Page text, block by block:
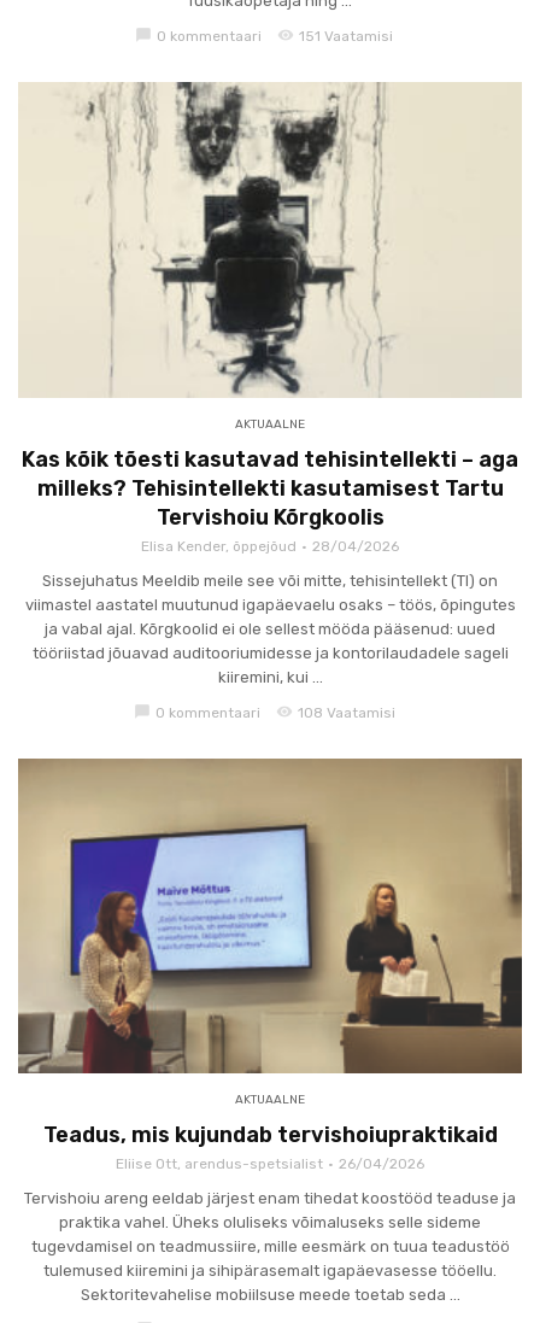
chat_bubble 0 kommentaari visibility 151 Vaatamisi
AKTUAALNE
Kas kõik tõesti kasutavad tehisintellekti – aga
milleks? Tehisintellekti kasutamisest Tartu
Tervishoiu Kõrgkoolis
Elisa Kender, õppejõud 28/04/2026
Sissejuhatus Meeldib meile see või mitte, tehisintellekt (TI) on
viimastel aastatel muutunud igapäevaelu osaks – töös, õpingutes
ja vabal ajal. Kõrgkoolid ei ole sellest mööda pääsenud: uued
tööriistad jõuavad auditooriumidesse ja kontorilaudadele sageli
kiiremini, kui ...
0 kommentaari visibility 108 Vaatamisi
AKTUAALNE
Teadus, mis kujundab tervishoiupraktikaid
Eliise Ott, arendus-spetsialist 26/04/2026
Tervishoiu areng eeldab järjest enam tihedat koostööd teaduse ja
praktika vahel. Üheks oluliseks võimaluseks selle sideme
tugevdamisel on teadmussiire, mille eesmärk on tuua teadustöö
tulemused kiiremini ja sihipärasemalt igapäevasesse tööellu.
Sektoritevahelise mobiilsuse meede toetab seda ...